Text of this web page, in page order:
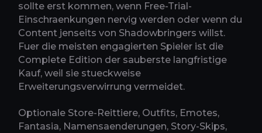
sollte erst kommen, wenn Free-Trial-
Einschraenkungen nervig werden oder wenn du
Content jenseits von Shadowbringers willst.
Fuer die meisten engagierten Spieler ist die
Complete Edition der sauberste langfristige
Kauf, weil sie stueckweise
Erweiterungsverwirrung vermeidet.
Optionale Store-Reittiere, Outfits, Emotes,
Fantasia, Namensaenderungen, Story-Skips,